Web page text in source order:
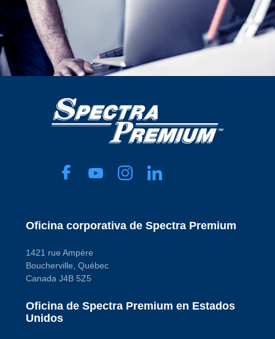
Oficina corporativa de Spectra Premium
1421 rue Ampère
Boucherville, Québec
Canada J4B 5Z5
Oficina de Spectra Premium en Estados
Unidos